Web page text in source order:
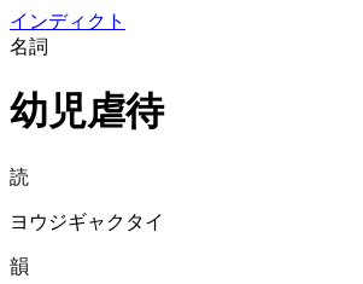
インディクト
名詞
幼児虐待
読
ヨウジギャクタイ
韻